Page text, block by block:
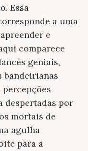
Essa
a uma
e
comparece
geniais,
bandeirianas
percepções
despertadas por
mortais de
agulha
para a